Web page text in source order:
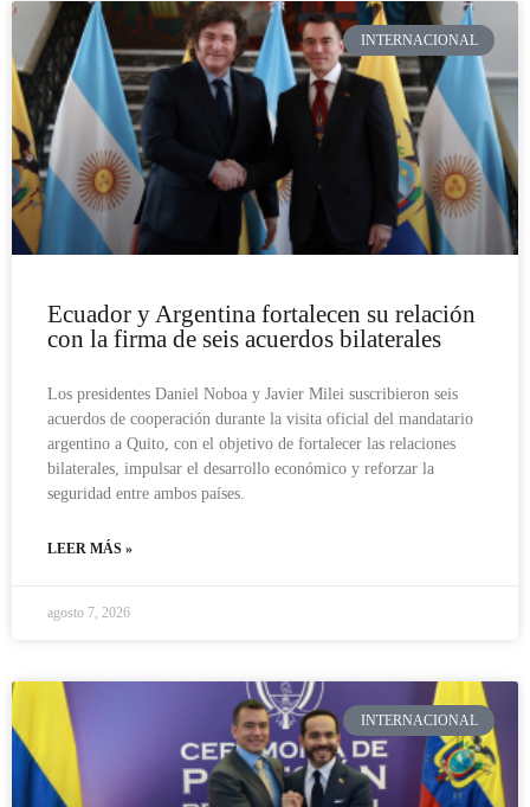
INTERNACIONAL
Ecuador y Argentina fortalecen su relación
con la firma de seis acuerdos bilaterales
Los presidentes Daniel Noboa y Javier Milei suscribieron seis
acuerdos de cooperación durante la visita oficial del mandatario
argentino a Quito, con el objetivo de fortalecer las relaciones
bilaterales, impulsar el desarrollo económico y reforzar la
seguridad entre ambos países.
LEER MÁS »
agosto 7, 2026
INTERNACIONAL